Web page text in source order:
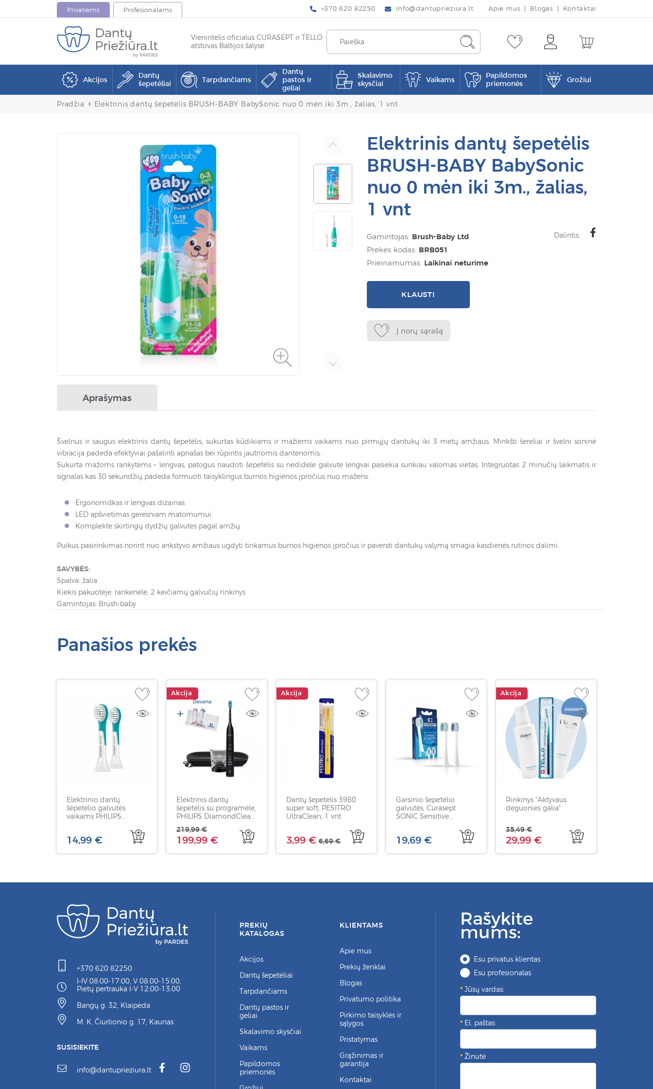
Privatiems Profesionalams +370 620 82250 info@dantuprieziura.lt Apie mus Blogas Kontaktai
Vienintelis oficialus CURASEPT ir TELLO
atstovas Baltijos šalyse
Akcijos
Dantų
šepetėliai
Tarpdančiams
Dantų
pastos ir
geliai
Skalavimo
skysčiai
Vaikams
Papildomos
priemonės
Grožiui
Pradžia Elektrinis dantų šepetėlis BRUSH-BABY BabySonic nuo 0 mėn iki 3m., žalias, 1 vnt
Elektrinis dantų šepetėlis
BRUSH-BABY BabySonic
nuo 0 mėn iki 3m., žalias,
1 vnt
Gamintojas: Brush-Baby Ltd
Prekės kodas: BRB051
Prieinamumas: Laikinai neturime
Dalintis:
KLAUSTI
Į norų sąrašą
Aprašymas
Švelnus ir saugus elektrinis dantų šepetėlis, sukurtas kūdikiams ir mažiems vaikams nuo pirmųjų dantukų iki 3 metų amžiaus. Minkšti šereliai ir švelni soninė
vibracija padeda efektyviai pašalinti apnašas bei rūpintis jautriomis dantenomis.
Sukurta mažoms rankytėms – lengvas, patogus naudoti šepetėlis su nedidele galvute lengvai pasiekia sunkiau valomas vietas. Integruotas 2 minučių laikmatis ir
signalas kas 30 sekundžių padeda formuoti taisyklingus burnos higienos įpročius nuo mažens.
Ergonomiškas ir lengvas dizainas
LED apšvietimas geresniam matomumui
Komplekte skirtingų dydžių galvutės pagal amžių
Puikus pasirinkimas norint nuo ankstyvo amžiaus ugdyti tinkamus burnos higienos įpročius ir paversti dantukų valymą smagia kasdienės rutinos dalimi.
SAVYBĖS:
Spalva: žalia
Kiekis pakuotėje: rankenėlė, 2 keičiamų galvučių rinkinys
Gamintojas: Brush-baby
Panašios prekės
Elektrinio dantų
šepetėlio galvutės
vaikams PHILIPS
nuo 3 m., HX6032/90, 2
vnt
14,99 €
Akcija
Elektrinis dantų
šepetėlis su programėle,
PHILIPS DiamondClean
juodos spalvos, 1 vnt
199,99 €
219,99 €
Akcija
Dantų šepetėlis 3980
super soft, PESITRO
UltraClean, 1 vnt
3,99 € 6,69 €
Garsinio šepetėlio
galvutės, Curasept
SONIC Sensitive
19,69 €
Akcija
Rinkinys "Aktyvaus
deguonies galia"
29,99 €
35,49 €
+370 620 82250
I-IV 08:00-17:00, V 08:00-15:00,
Pietų pertrauka I-V 12:00-13:00
Bangų g. 32, Klaipėda
M. K. Čiurlionio g. 17, Kaunas
SUSISIEKITE
info@dantuprieziura.lt
PREKIŲ
KATALOGAS
Akcijos
Dantų šepetėliai
Tarpdančiams
Dantų pastos ir
geliai
Skalavimo skysčiai
Vaikams
Papildomos
priemonės
KLIENTAMS
Apie mus
Prekių ženklai
Blogas
Privatumo politika
Pirkimo taisyklės ir
sąlygos
Pristatymas
Grąžinimas ir
garantija
Kontaktai
Rašykite
mums:
Esu privatus klientas
Esu profesionalas
Jūsų vardas:
El. paštas:
Žinutė